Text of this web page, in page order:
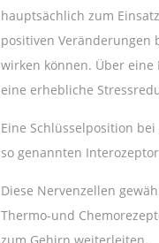
hauptsächlich zum
positiven Veränderungen
wirken können. Über
eine erhebliche
Eine Schlüsselposition
so genannten
Diese Nervenzellen
Thermo-und